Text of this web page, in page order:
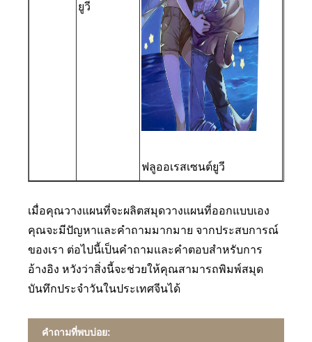
ยูวี
ฟลูออเรสเซนต์ยูวี
เมื่อคุณวางแผนที่จะผลิตสมุดวางแผนที่ออกแบบเอง
คุณจะมีปัญหาและคำถามมากมาย จากประสบการณ์
ของเรา ต่อไปนี้เป็นคำถามและคำตอบสำหรับการ
อ้างอิง หวังว่าสิ่งนี้จะช่วยให้คุณสามารถพิมพ์สมุด
บันทึกประจำวันในประเทศจีนได้
คำถามที่พบบ่อย: